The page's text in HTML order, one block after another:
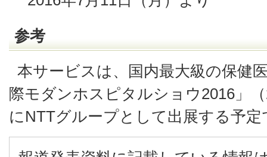
参考
本サービスは、国内最大級の保健
際モダンホスピタルショウ2016」
にNTTグループとして出展する予定